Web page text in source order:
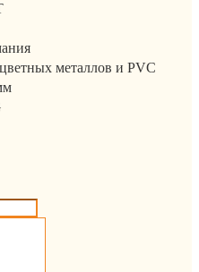
металлов и PVC